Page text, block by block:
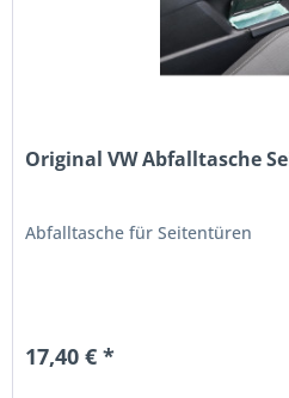
Original VW Abfalltasche
Abfalltasche für Seitentüren
17,40 € *